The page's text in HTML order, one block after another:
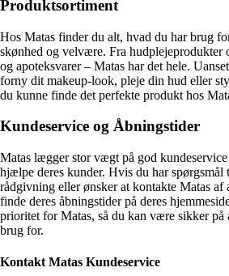
Produktsortiment
Hos Matas finder du alt, hvad du har brug
skønhed og velvære. Fra hudplejeprodukter
og apoteksvarer – Matas har det hele.
forny dit makeup-look, pleje din hud eller
du kunne finde det perfekte produkt hos
Kundeservice og Åbningstider
Matas lægger stor vægt på god
hjælpe deres kunder. Hvis du har
rådgivning eller ønsker at kontakte Matas af
finde deres åbningstider på deres
prioritet for Matas, så du kan være sikker
brug for.
Kontakt Matas Kundeservice